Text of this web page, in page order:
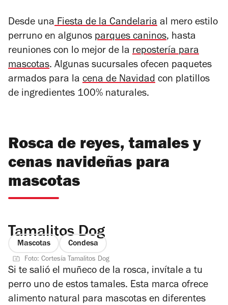
Desde unaFiesta de la Candelaria al mero estilo
perruno en algunos parques caninos, hasta
reuniones con lo mejor de la repostería para
mascotas. Algunas sucursales ofecen paquetes
armados para la cena de Navidad con platillos
de ingredientes 100% naturales.
Rosca de reyes, tamales y
cenas navideñas para
mascotas
Tamalitos Dog
Mascotas Condesa
Foto: Cortesía Tamalitos Dog
Si te salió el muñeco de la rosca, invítale a tu
perro uno de estos tamales. Esta marca ofrece
alimento natural para mascotas en diferentes